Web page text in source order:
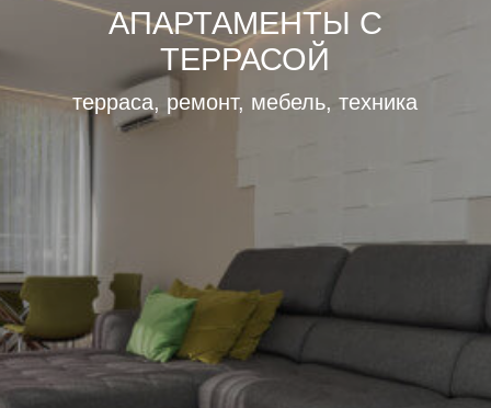
АПАРТАМЕНТЫ С
ТЕРРАСОЙ
терраса, ремонт, мебель, техника